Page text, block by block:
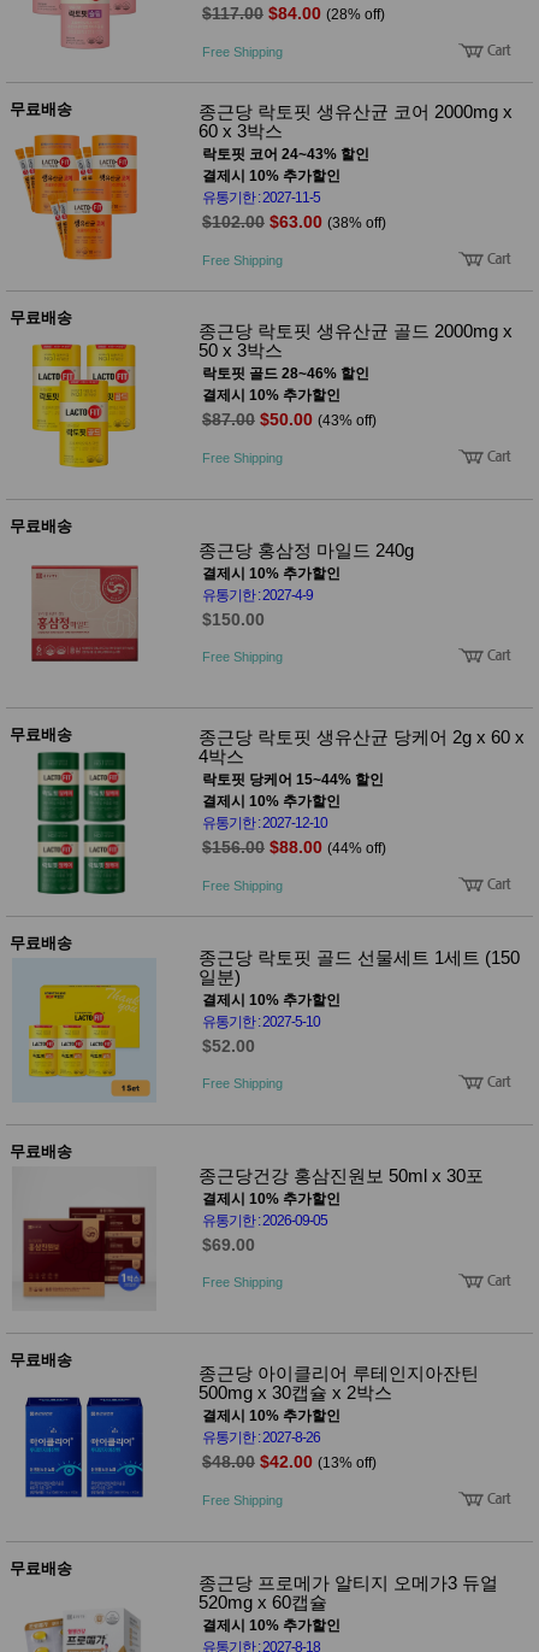
$117.00 $84.00 (28% off)
Free Shipping
무료배송
종근당 락토핏 생유산균 코어 2000mg x
60 x 3박스
락토핏 코어 24~43% 할인
결제시 10% 추가할인
유통기한 : 2027-11-5
$102.00 $63.00 (38% off)
Free Shipping
무료배송
종근당 락토핏 생유산균 골드 2000mg x
50 x 3박스
락토핏 골드 28~46% 할인
결제시 10% 추가할인
$87.00 $50.00 (43% off)
Free Shipping
무료배송
종근당 홍삼정 마일드 240g
결제시 10% 추가할인
유통기한 : 2027-4-9
$150.00
Free Shipping
무료배송
종근당 락토핏 생유산균 당케어 2g x 60 x
4박스
락토핏 당케어 15~44% 할인
결제시 10% 추가할인
유통기한 : 2027-12-10
$156.00 $88.00 (44% off)
Free Shipping
무료배송
종근당 락토핏 골드 선물세트 1세트 (150
일분)
결제시 10% 추가할인
유통기한 : 2027-5-10
$52.00
Free Shipping
무료배송
종근당건강 홍삼진원보 50ml x 30포
결제시 10% 추가할인
유통기한 : 2026-09-05
$69.00
Free Shipping
무료배송
종근당 아이클리어 루테인지아잔틴
500mg x 30캡슐 x 2박스
결제시 10% 추가할인
유통기한 : 2027-8-26
$48.00 $42.00 (13% off)
Free Shipping
무료배송
종근당 프로메가 알티지 오메가3 듀얼
520mg x 60캡슐
결제시 10% 추가할인
유통기한 : 2027-8-18